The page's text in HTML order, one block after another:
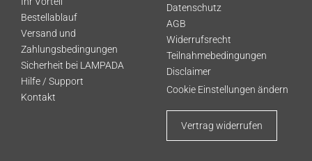
Bestellablauf
Versand und
Zahlungsbedingungen
Sicherheit bei LAMPADA
Hilfe / Support
Kontakt
Datenschutz
AGB
Widerrufsrecht
Teilnahmebedingungen
Disclaimer
Cookie Einstellungen ändern
Vertrag widerrufen